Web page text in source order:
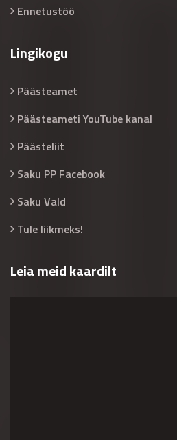
Ennetustöö
Lingikogu
Päästeamet
Päästeameti YouTube kanal
Päästeliit
Saku PP Facebook
Saku Vald
Tule liikmeks!
Leia meid kaardilt